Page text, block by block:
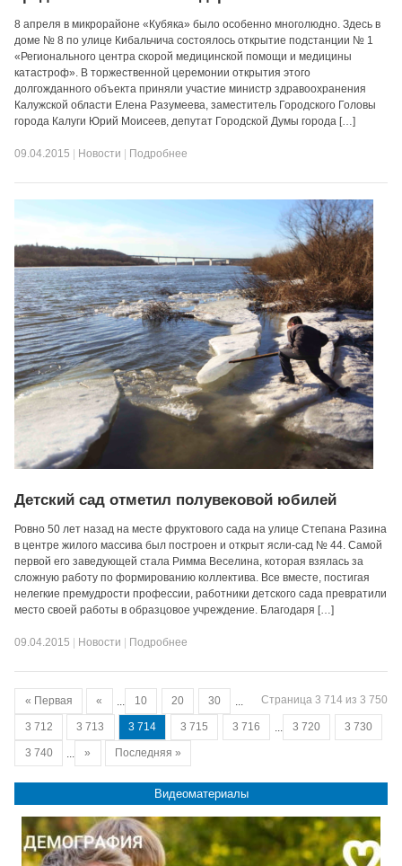
8 апреля в микрорайоне «Кубяка» было особенно многолюдно. Здесь в
доме № 8 по улице Кибальчича состоялось открытие подстанции № 1
«Регионального центра скорой медицинской помощи и медицины
катастроф». В торжественной церемонии открытия этого
долгожданного объекта приняли участие министр здравоохранения
Калужской области Елена Разумеева, заместитель Городского Головы
города Калуги Юрий Моисеев, депутат Городской Думы города […]
09.04.2015 | Новости | Подробнее
Детский сад отметил полувековой юбилей
Ровно 50 лет назад на месте фруктового сада на улице Степана Разина
в центре жилого массива был построен и открыт ясли-сад № 44. Самой
первой его заведующей стала Римма Веселина, которая взялась за
сложную работу по формированию коллектива. Все вместе, постигая
нелегкие премудрости профессии, работники детского сада превратили
место своей работы в образцовое учреждение. Благодаря […]
09.04.2015 | Новости | Подробнее
Страница 3 714 из 3 750
« Первая « 10 20 30
3 712 3 713 3 714 3 715 3 716 3 720 3 730
3 740 » Последняя »
Видеоматериалы